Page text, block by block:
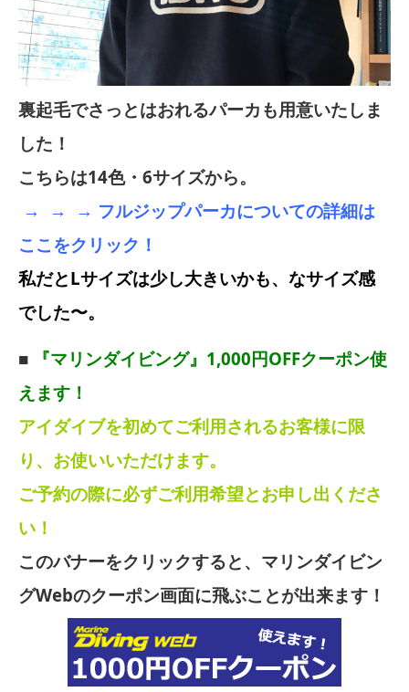
裏起毛でさっとはおれるパーカも用意いたしま
した！
こちらは14色・6サイズから。
→ → → フルジップパーカについての詳細は
ここをクリック！
私だとLサイズは少し大きいかも、なサイズ感
でした〜。
■
『マリンダイビング』1,000円OFFクーポン使
えます！
アイダイブを初めてご利用されるお客様に限
り、お使いいただけます。
ご予約の際に必ずご利用希望とお申し出くださ
い！
このバナーをクリックすると、マリンダイビン
グWebのクーポン画面に飛ぶことが出来ます！